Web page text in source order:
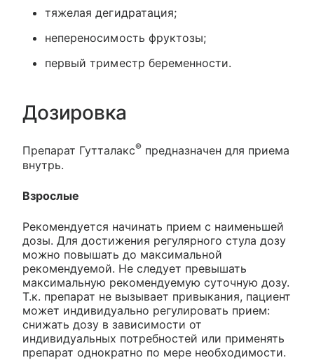
тяжелая дегидратация;
непереносимость фруктозы;
первый триместр беременности.
Дозировка
Препарат Гутталакс® предназначен для приема
внутрь.
Взрослые
Рекомендуется начинать прием с наименьшей
дозы. Для достижения регулярного стула дозу
можно повышать до максимальной
рекомендуемой. Не следует превышать
максимальную рекомендуемую суточную дозу.
Т.к. препарат не вызывает привыкания, пациент
может индивидуально регулировать прием:
снижать дозу в зависимости от
индивидуальных потребностей или применять
препарат однократно по мере необходимости.